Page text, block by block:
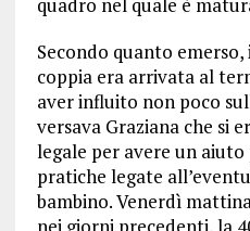
quadro nel quale è
Secondo quanto
coppia era arrivata al
aver influito non poco
versava Graziana che si
legale per avere un
pratiche legate
bambino. Venerdì